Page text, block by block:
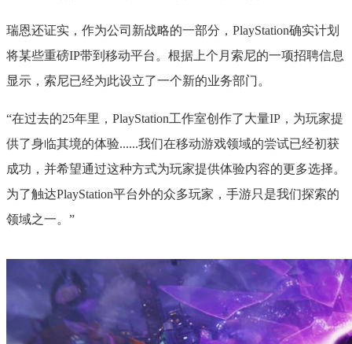
瑞恩还证实，作为公司新战略的一部分，PlayStation确实计划
将某些重磅IP带到移动平台。根据上个月索尼的一项招聘信息
显示，索尼已经为此设立了一个新的业务部门。
“在过去的25年里，PlayStation工作室创作了大量IP，为玩家提
供了身临其境的体验......我们在移动游戏领域的尝试已经初获
成功，并希望通过这种方式为玩家提供体验内容的更多选择。
为了触达PlayStation平台外的众多玩家，手游只是我们探索的
领域之一。”